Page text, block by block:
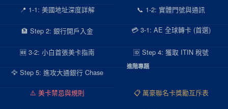
📍 1-1: 美國地址深度詳解 📞 1-2: 實體門號與通訊
🏦 Step 2: 銀行開戶入金 💳 3-1: AE 全球轉卡 (首選)
🆕 3-2: 小白首張美卡指南 🆔 Step 4: 獲取 ITIN 稅號
🦅 Step 5: 進攻大通銀行 Chase
進階專題
⚠️ 美卡禁忌與規則 📋 萬豪聯名卡獎勵互斥表